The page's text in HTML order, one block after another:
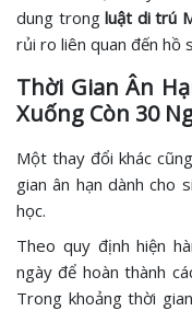
dung trongluật di trú
rủi ro liên quan đến hồ
Thời Gian Ân
Xuống Còn 30
Một thay đổi khác
gian ân hạn dành cho
học.
Theo quy định hiện
ngày để hoàn thành
Trong khoảng thời